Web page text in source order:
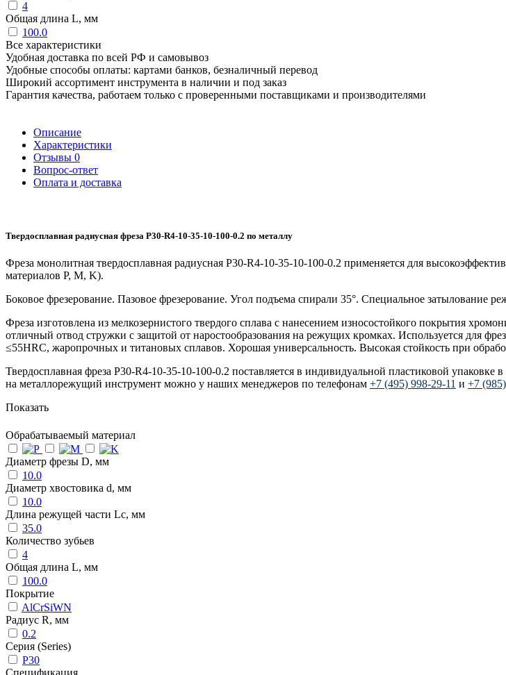
4
Общая длина L, мм
100.0
Все характеристики
Удобная доставка по всей РФ и самовывоз
Удобные способы оплаты: картами банков, безналичный перевод
Широкий ассортимент инструмента в наличии и под заказ
Гарантия качества, работаем только с проверенными поставщиками и производителями
Описание
Характеристики
Отзывы 0
Вопрос-ответ
Оплата и доставка
Твердосплавная радиусная фреза P30-R4-10-35-10-100-0.2 по металлу
Фреза монолитная твердосплавная радиусная P30-R4-10-35-10-100-0.2 применяется для
материалов P, M, K).
Боковое фрезерование. Пазовое фрезерование. Угол подъема спирали 35°. Специальное затылование
Фреза изготовлена из мелкозернистого твердого сплава с нанесением износостойкого покрытия
отличный отвод стружки с защитой от наростообразования на режущих кромках. Используется для
≤55HRC, жаропрочных и титановых сплавов. Хорошая универсальность. Высокая стойкость при
Твердосплавная фреза P30-R4-10-35-10-100-0.2 поставляется в индивидуальной пластиковой
на металлорежущий инструмент можно у наших менеджеров по телефонам +7 (495) 998-29-11 и +7
Показать
Обрабатываемый материал
Диаметр фрезы D, мм
10.0
Диаметр хвостовика d, мм
10.0
Длина режущей части Lc, мм
35.0
Количество зубьев
4
Общая длина L, мм
100.0
Покрытие
AlCrSiWN
Радиус R, мм
0.2
Серия (Series)
P30
Спецификация